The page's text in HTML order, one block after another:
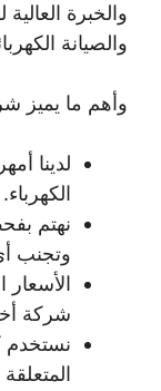
والخبرة
والصيانة
وأهم ما يميز
لدينا
الكهرباء.
نهتم
وتجنب
شركة
نستخدم